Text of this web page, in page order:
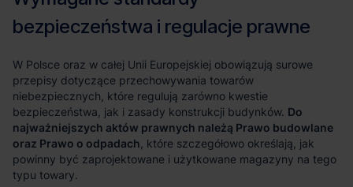
Do
najważniejszych aktów prawnych należą Prawo budowlane
oraz Prawo o odpadach